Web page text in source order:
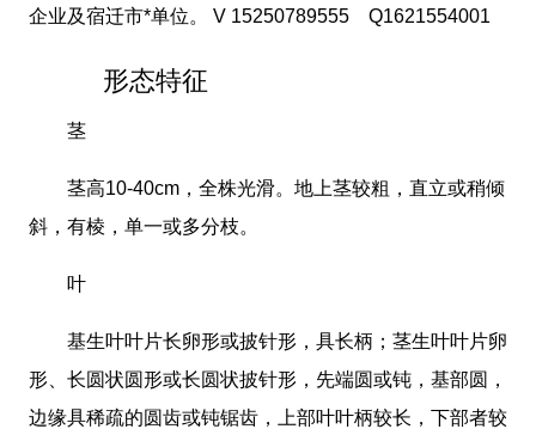
企业及宿迁市*单位。 V 15250789555 Q1621554001
形态特征
茎
茎高10-40cm，全株光滑。地上茎较粗，直立或稍倾
斜，有棱，单一或多分枝。
叶
基生叶叶片长卵形或披针形，具长柄；茎生叶叶片卵
形、长圆状圆形或长圆状披针形，先端圆或钝，基部圆，
边缘具稀疏的圆齿或钝锯齿，上部叶叶柄较长，下部者较